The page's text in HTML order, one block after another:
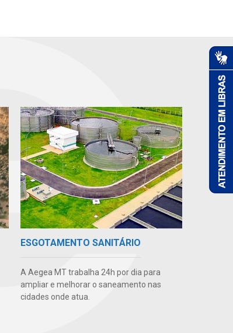
ESGOTAMENTO SANITÁRIO
A Aegea MT trabalha 24h por dia para
ampliar e melhorar o saneamento nas
cidades onde atua.